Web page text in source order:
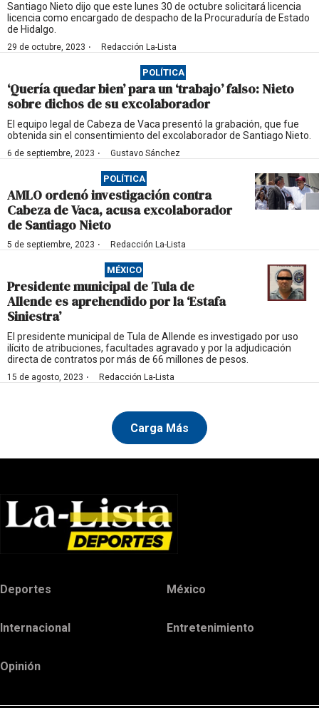
Santiago Nieto dijo que este lunes 30 de octubre solicitará licencia
licencia como encargado de despacho de la Procuraduría de Estado
de Hidalgo.
29 de octubre, 2023 · Redacción La-Lista
POLÍTICA
‘Quería quedar bien’ para un ‘trabajo’ falso: Nieto
sobre dichos de su excolaborador
El equipo legal de Cabeza de Vaca presentó la grabación, que fue
obtenida sin el consentimiento del excolaborador de Santiago Nieto.
6 de septiembre, 2023 · Gustavo Sánchez
POLÍTICA
AMLO ordenó investigación contra
Cabeza de Vaca, acusa excolaborador
de Santiago Nieto
5 de septiembre, 2023 · Redacción La-Lista
MÉXICO
Presidente municipal de Tula de
Allende es aprehendido por la ‘Estafa
Siniestra’
El presidente municipal de Tula de Allende es investigado por uso
ilícito de atribuciones, facultades agravado y por la adjudicación
directa de contratos por más de 66 millones de pesos.
15 de agosto, 2023 · Redacción La-Lista
Carga Más
Deportes México
Internacional Entretenimiento
Opinión